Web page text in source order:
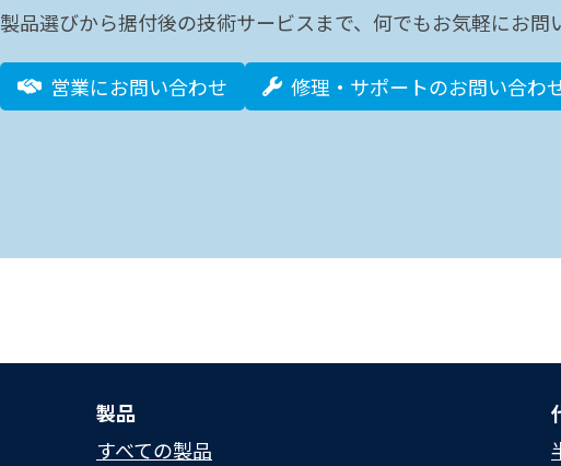
製品選びから据付後の技術サービスまで、何でもお気軽にお問
営業にお問い合わせ 修理・サポートのお問い合わ
製品
すべての製品